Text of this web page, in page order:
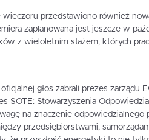
wieczoru przedstawiono również
zaplanowana jest jeszcze w
z wieloletnim stażem, których
głos zabrali prezes zarządu
SOTE: Stowarzyszenia
na znaczenie
przedsiębiorstwami,